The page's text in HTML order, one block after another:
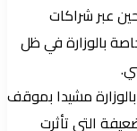
عبر شراكات
بالوزارة في ظل
بالوزارة مشيدا بموقف
التي تأثرت